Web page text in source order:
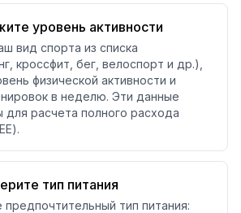
уровень активности
вид спорта из списка
кроссфит, бег, велоспорт и др.),
физической активности и
в неделю. Эти данные
расчета полного расхода
тип питания
тип питания: